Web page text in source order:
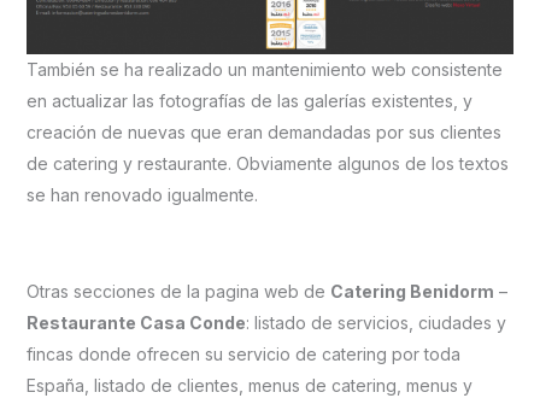
También se ha realizado un mantenimiento web consistente
en actualizar las fotografías de las galerías existentes, y
creación de nuevas que eran demandadas por sus clientes
de catering y restaurante. Obviamente algunos de los textos
se han renovado igualmente.
Otras secciones de la pagina web de Catering Benidorm –
Restaurante Casa Conde: listado de servicios, ciudades y
fincas donde ofrecen su servicio de catering por toda
España, listado de clientes, menus de catering, menus y